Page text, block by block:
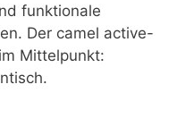
funktionale
Der camel active-
Mittelpunkt: